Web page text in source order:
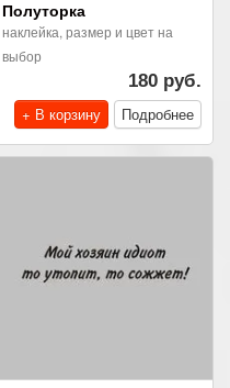
Полуторка
наклейка, размер и цвет на
выбор
180 руб.
+ В корзину
Подробнее